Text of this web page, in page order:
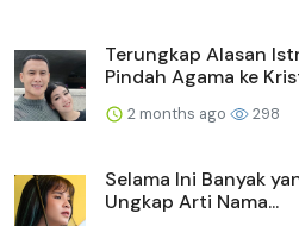
Terungkap Alasan
Pindah Agama ke
2 months ago 298
Selama Ini Banyak
Ungkap Arti Nama...